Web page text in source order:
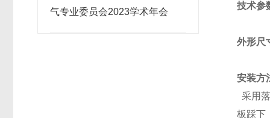
技术参
外形尺
安装方
采用
板踩下
气专业委员会2023学术年会